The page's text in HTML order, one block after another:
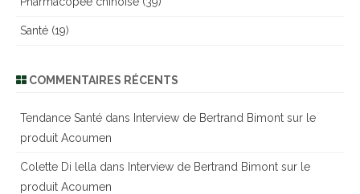
Santé (19)
COMMENTAIRES RÉCENTS
Tendance Santé dans Interview de Bertrand Bimont sur le
produit Acoumen
Colette Di lella dans Interview de Bertrand Bimont sur le
produit Acoumen